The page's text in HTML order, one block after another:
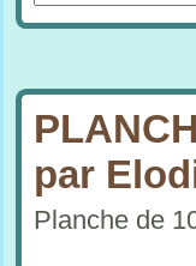
par
Planche de